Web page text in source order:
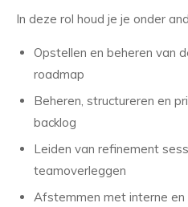
In deze rol houd je je onder
Opstellen en beheren van
roadmap
Beheren, structureren en
backlog
Leiden van refinement
teamoverleggen
Afstemmen met interne